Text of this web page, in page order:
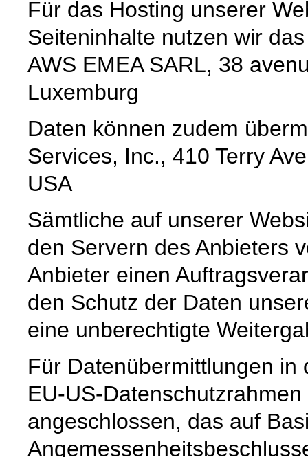
Für das Hosting unserer
Seiteninhalte nutzen wir
AWS EMEA SARL, 38
Luxemburg
Daten können zudem
Services, Inc., 410 Terry
USA
Sämtliche auf unserer
den Servern des Anbieters
Anbieter einen
den Schutz der Daten
eine unberechtigte
Für Datenübermittlungen in
EU-US-
angeschlossen, das auf